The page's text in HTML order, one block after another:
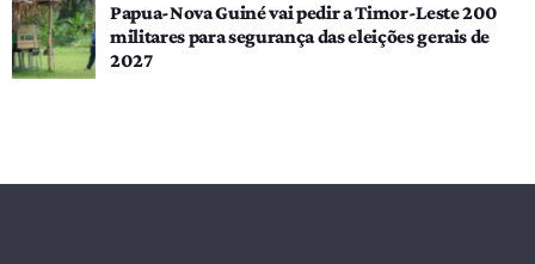
Papua-Nova Guiné vai pedir a Timor-Leste 200
militares para segurança das eleições gerais de
2027